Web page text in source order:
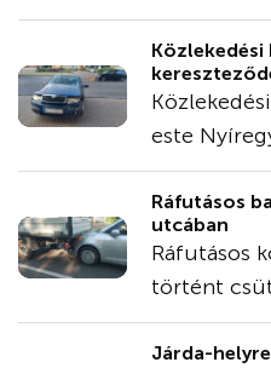
Közlekedési
este
Ráfutásos
utcában
Ráfutásos
történt
Járda-